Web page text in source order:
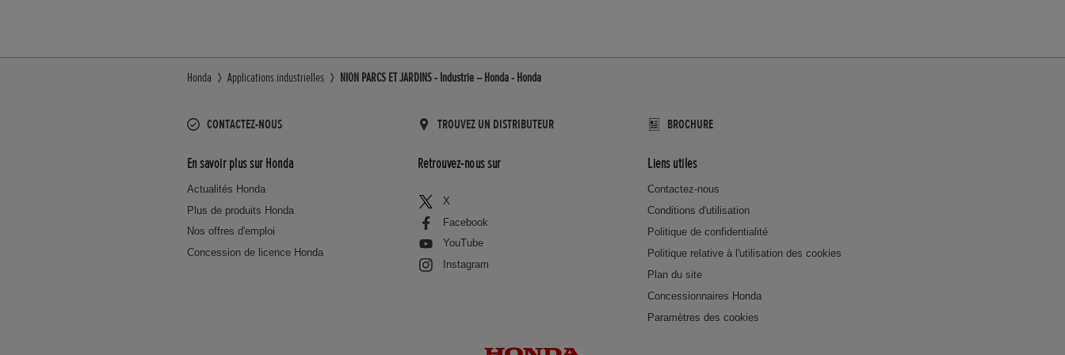
Honda Applications industrielles NION PARCS ET JARDINS - Industrie – Honda - Honda
CONTACTEZ-NOUS TROUVEZ UN DISTRIBUTEUR BROCHURE
En savoir plus sur Honda
Actualités Honda
Plus de produits Honda
Nos offres d'emploi
Concession de licence Honda
Retrouvez-nous sur
X
Facebook
YouTube
Instagram
Liens utiles
Contactez-nous
Conditions d'utilisation
Politique de confidentialité
Politique relative à l'utilisation des cookies
Plan du site
Concessionnaires Honda
Paramètres des cookies